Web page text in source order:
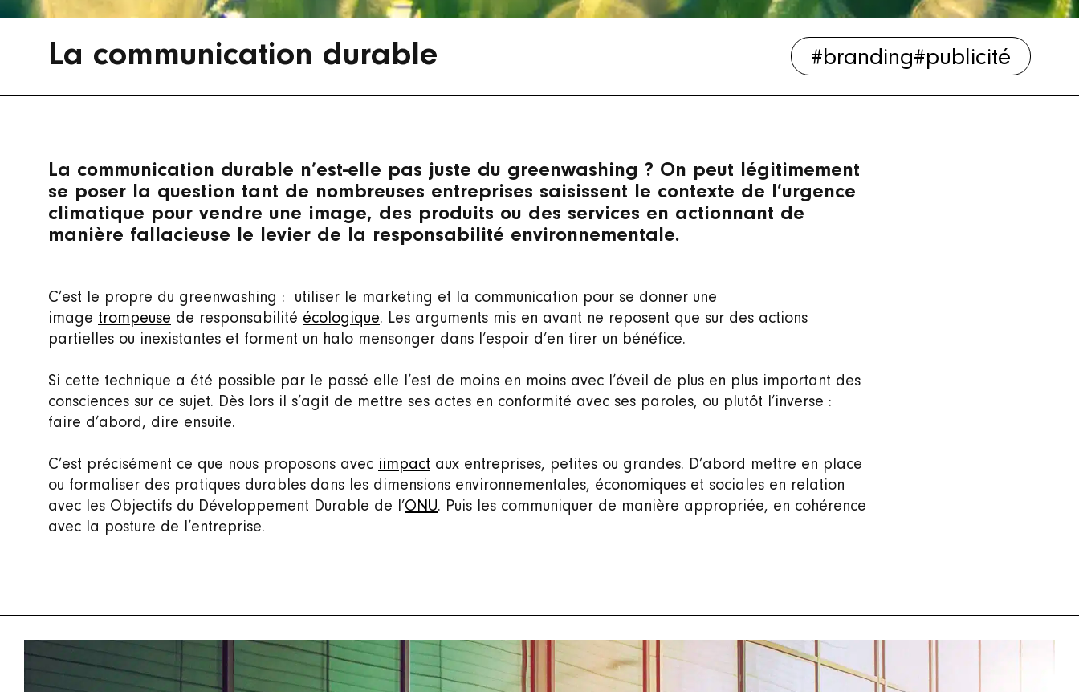
La communication durable #branding#publicité
La communication durable n’est-elle pas juste du greenwashing ? On peut légitimement
se poser la question tant de nombreuses entreprises saisissent le contexte de l’urgence
climatique pour vendre une image, des produits ou des services en actionnant de
manière fallacieuse le levier de la responsabilité environnementale.
C’est le propre du greenwashing : utiliser le marketing et la communication pour se donner une
image trompeuse de responsabilité écologique. Les arguments mis en avant ne reposent que sur des actions
partielles ou inexistantes et forment un halo mensonger dans l’espoir d’en tirer un bénéfice.
Si cette technique a été possible par le passé elle l’est de moins en moins avec l’éveil de plus en plus important des
consciences sur ce sujet. Dès lors il s’agit de mettre ses actes en conformité avec ses paroles, ou plutôt l’inverse :
faire d’abord, dire ensuite.
C’est précisément ce que nous proposons avec iimpact aux entreprises, petites ou grandes. D’abord mettre en place
ou formaliser des pratiques durables dans les dimensions environnementales, économiques et sociales en relation
avec les Objectifs du Développement Durable de l’ONU. Puis les communiquer de manière appropriée, en cohérence
avec la posture de l’entreprise.